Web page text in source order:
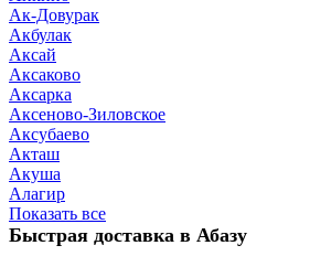
Ак-Довурак
Акбулак
Аксай
Аксаково
Аксарка
Аксеново-Зиловское
Аксубаево
Акташ
Акуша
Алагир
Показать все
Быстрая доставка в Абазу